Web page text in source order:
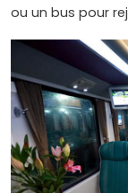
ou un bus pour